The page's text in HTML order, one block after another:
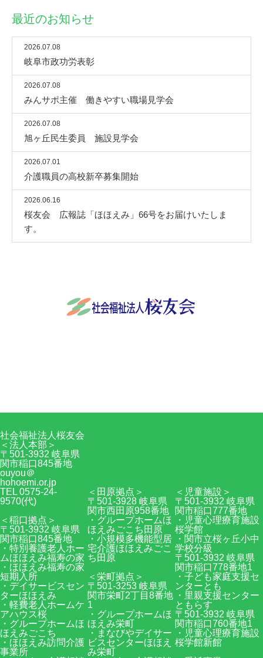
最近のお知らせ
2026.07.08
岐阜市政功労表彰
2026.07.08
みんサポ主催 働きやすい職場見学会
2026.07.08
旭ヶ丘民生委員 施設見学会
2026.07.01
介護職員の高校新卒募集開始
2026.06.16
桜友会 広報誌「ほほえみ」66号をお届けいたしま
す。
社会福祉法人桜友会
＜法人本部＞
〒501-3932 岐阜県
関市稲口845番地
ouyou＠
hohoemi.or.jp
TEL 0575-24-
9570(代)
＜稲口拠点＞
〒501-3932 岐阜県
関市稲口845番地
・特別養護老人ホー
ムほほえみ福寿の家
・ほほえみ福寿の家
短期入所
・デイサービスセン
ターほほえみ
・軽費老人ホームケ
アハウス桜
・グループホームほ
ほえみごこち
・ほほえみ訪問介護
事業所
＜田原拠点＞
〒501-3928 岐阜県
関市西田原958番地
・グループホームほ
ほえみごこち田原
・小規模多機能型居
宅介護ほほえみごこ
ち田原
＜栄町拠点＞
〒501-3253 岐阜県
関市栄町2丁目8番地
1
・グループホームほ
ほえみ栄町
・まなびやデイサー
ビスセンターほほえ
み栄町
＜児童施設＞
〒501-3932 岐阜県
関市稲口777番地
・児童心理療育施設
桜学館
・関市立桜ヶ丘小中
学校分級
〒501-3932 岐阜県
関市稲口778番地1
・子ども家庭支援セ
ンターとも
・里親支援センター
ともらす
〒501-3932 岐阜県
関市稲口760番地1
・児童心理療育施設
桜学館新館